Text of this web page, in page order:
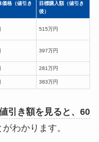
価格（値引き
目標購入額（値引き
後）
515万円
397万円
281万円
383万円
引き額を見ると、60
がわかります。